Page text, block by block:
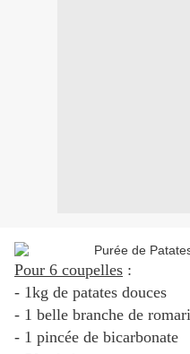
Pour 6 coupelles :
- 1kg de patates douces
- 1 belle branche de
- 1 pincée de bicarbonate